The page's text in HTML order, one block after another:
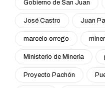
Gobierno de San Juan
José Castro Juan
marcelo orrego
Ministerio de Minería
Proyecto Pachón